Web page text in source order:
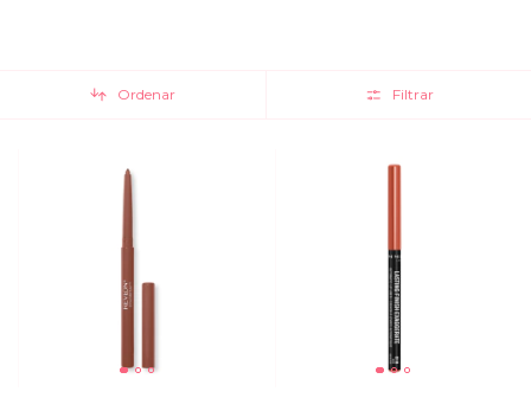
Ordenar Filtrar